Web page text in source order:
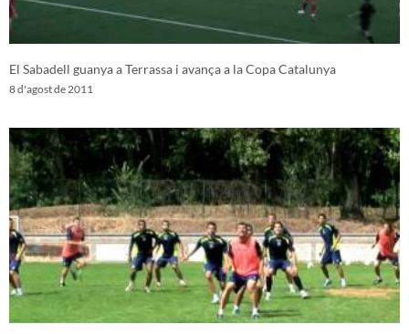
El Sabadell guanya a Terrassa i avança a la Copa Catalunya
8 d'agost de 2011